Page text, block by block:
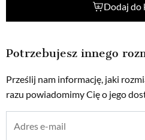
Dodaj do
Potrzebujesz innego
Prześlij nam informację, jaki
razu powiadomimy Cię o jego